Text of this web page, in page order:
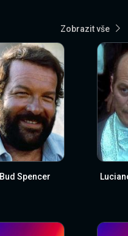
Zobrazit vše
Bud Spencer